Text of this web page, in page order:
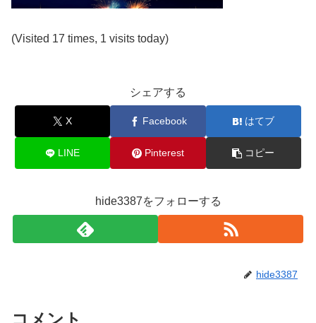
(Visited 17 times, 1 visits today)
シェアする
X Facebook はてブ
LINE Pinterest コピー
hide3387をフォローする
hide3387
コメント